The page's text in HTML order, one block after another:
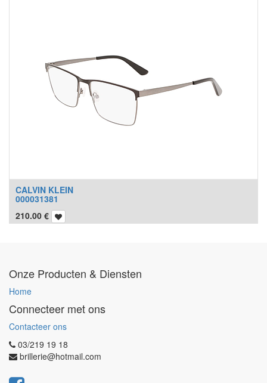
CALVIN KLEIN
000031381
210.00 €
Onze Producten & Diensten
Home
Connecteer met ons
Contacteer ons
03/219 19 18
brillerie@hotmail.com